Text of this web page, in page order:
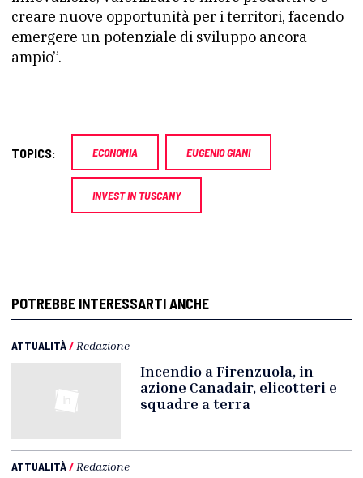
creare nuove opportunità per i territori, facendo
emergere un potenziale di sviluppo ancora
ampio”.
TOPICS: ECONOMIA EUGENIO GIANI
INVEST IN TUSCANY
POTREBBE INTERESSARTI ANCHE
ATTUALITÀ/ Redazione
Incendio a Firenzuola, in
azione Canadair, elicotteri e
squadre a terra
ATTUALITÀ/ Redazione